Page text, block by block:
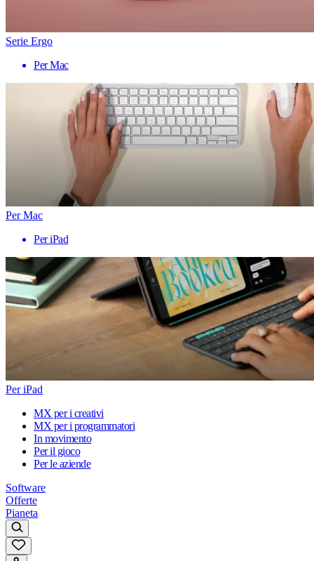
Serie Ergo
Per Mac
Per Mac
Per iPad
Per iPad
MX per i creativi
MX per i programmatori
In movimento
Per il gioco
Per le aziende
Software
Offerte
Pianeta